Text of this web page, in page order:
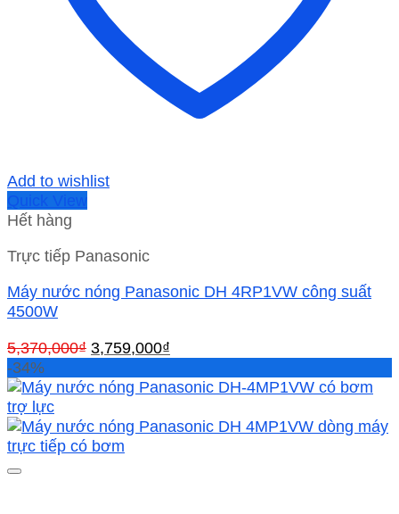
Add to wishlist
Quick View
Hết hàng
Trực tiếp Panasonic
Máy nước nóng Panasonic DH 4RP1VW công suất
4500W
5,370,000₫ Giá
là:
3,759,000₫
tại
3,759,000₫.
-34%